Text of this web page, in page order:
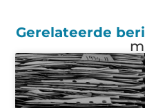
Gerelateerde